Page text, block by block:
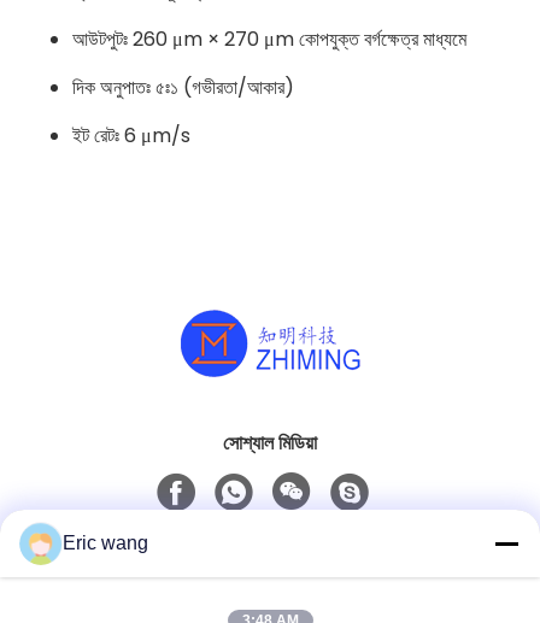
আউটপুটঃ 260 μm × 270 μm কোপযুক্ত বর্গক্ষেত্র মাধ্যমে
দিক অনুপাতঃ ৫ঃ১ (গভীরতা/আকার)
ইট রেটঃ 6 μm/s
সোশ্যাল মিডিয়া
Eric wang